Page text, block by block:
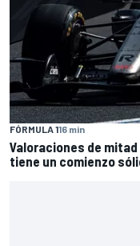
FÓRMULA 116 min
Valoraciones de mitad
tiene un comienzo